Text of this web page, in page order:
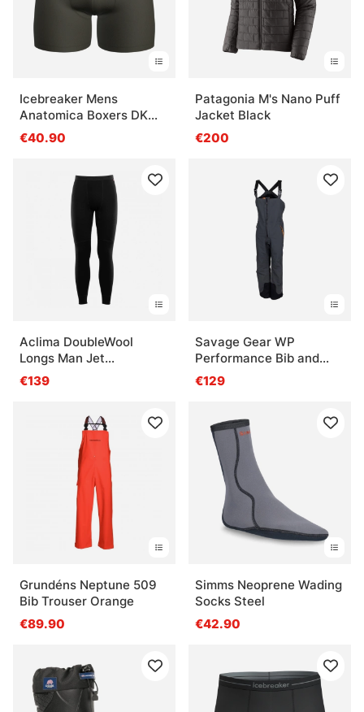
Icebreaker Mens
Anatomica Boxers DK
Loden
€40.90
Patagonia M's Nano Puff
Jacket Black
€200
Aclima DoubleWool
Longs Man Jet
Black/Marengo
€139
Savage Gear WP
Performance Bib and
Brace Gunmetal
€129
Grundéns Neptune 509
Bib Trouser Orange
€89.90
Simms Neoprene Wading
Socks Steel
€42.90